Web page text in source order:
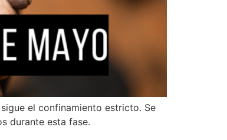
el confinamiento estricto. Se
durante esta fase.